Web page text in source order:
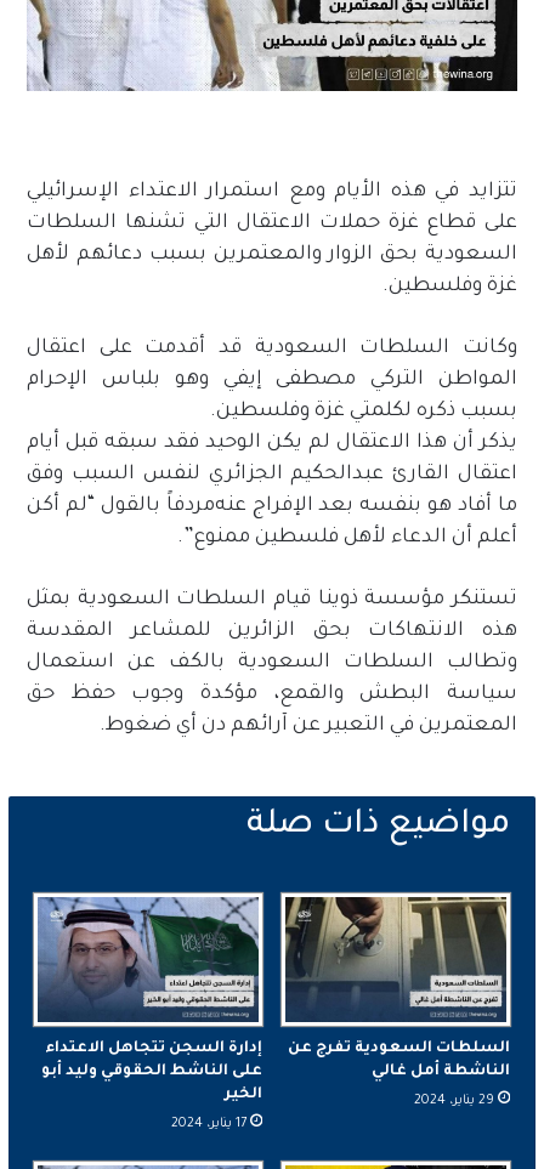
تتزايد في هذه الأيام ومع استمرار الاعتداء الإسرائيلي
على قطاع غزة حملات الاعتقال التي تشنها السلطات
السعودية بحق الزوار والمعتمرين بسبب دعائهم لأهل
غزة وفلسطين.
وكانت السلطات السعودية قد أقدمت على اعتقال
المواطن التركي مصطفى إيفي وهو بلباس الإحرام
بسبب ذكره لكلمتي غزة وفلسطين.
يذكر أن هذا الاعتقال لم يكن الوحيد فقد سبقه قبل أيام
اعتقال القارئ عبدالحكيم الجزائري لنفس السبب وفق
ما أفاد هو بنفسه بعد الإفراج عنه مردفاً بالقول “لم أكن
أعلم أن الدعاء لأهل فلسطين ممنوع”.
تستنكر مؤسسة ذوينا قيام السلطات السعودية بمثل
هذه الانتهاكات بحق الزائرين للمشاعر المقدسة
وتطالب السلطات السعودية بالكف عن استعمال
سياسة البطش والقمع، مؤكدة وجوب حفظ حق
المعتمرين في التعبير عن آرائهم دن أي ضغوط.
السلطات السعودية تفرج عن
الناشطة أمل غالي
29 يناير، 2024
إدارة السجن تتجاهل الاعتداء
على الناشط الحقوقي وليد أبو
الخير
17 يناير، 2024